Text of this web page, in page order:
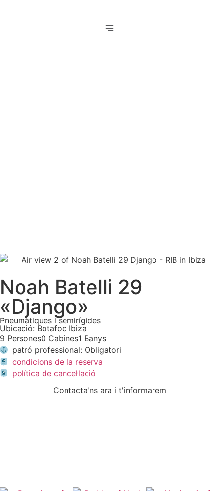
Noah Batelli 29
«Django»
Pneumàtiques i semirígides
Ubicació: Botafoc Ibiza
9 Persones0 Cabines1 Banys
patró professional: Obligatori
condicions de la reserva
política de cancel·lació
Contacta'ns ara i t'informarem